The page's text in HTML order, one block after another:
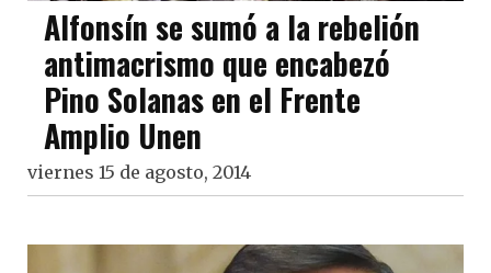
Alfonsín se sumó a la rebelión
antimacrismo que encabezó
Pino Solanas en el Frente
Amplio Unen
viernes 15 de agosto, 2014